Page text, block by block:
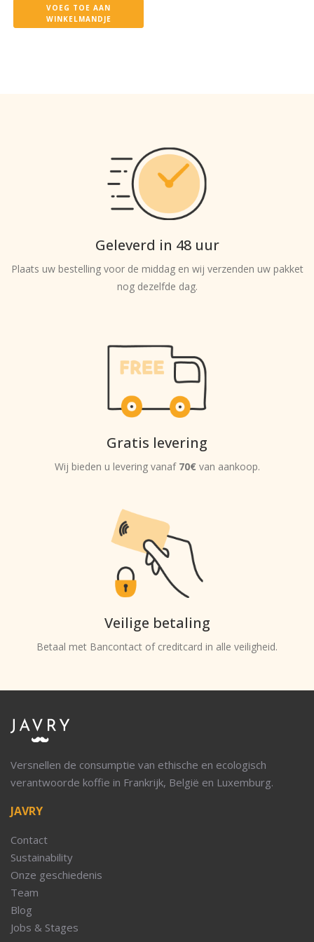
VOEG TOE AAN
WINKELMANDJE
Geleverd in 48 uur
Plaats uw bestelling voor de middag en wij verzenden uw pakket
nog dezelfde dag.
Gratis levering
Wij bieden u levering vanaf 70€ van aankoop.
Veilige betaling
Betaal met Bancontact of creditcard in alle veiligheid.
Versnellen de consumptie van ethische en ecologisch
verantwoorde koffie in Frankrijk, België en Luxemburg.
JAVRY
Contact
Sustainability
Onze geschiedenis
Team
Blog
Jobs & Stages